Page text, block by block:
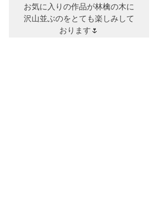
お気に入りの作品が林檎の木に
沢山並ぶのをとても楽しみして
おります🌷